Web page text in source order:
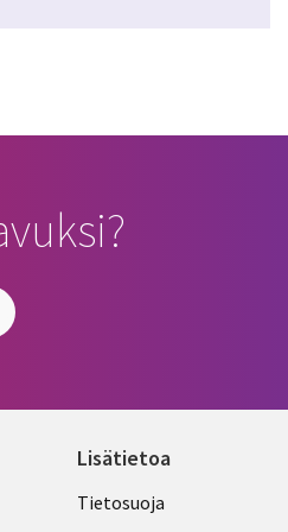
Lisätietoa
Legal
Tietosuoja